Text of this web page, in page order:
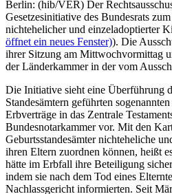
Berlin: (hib/VER) Der
Gesetzesinitiative des Bundesrats
nichtehelicher und einzeladoptierter
öffnet ein neues Fenster)). Die
ihrer Sitzung am Mittwochvormittag
der Länderkammer in der vom
Die Initiative sieht eine Überführung
Standesämtern geführten
Erbverträge in das Zentrale
Bundesnotarkammer vor. Mit den
Geburtsstandesämter nichteheliche
ihren Eltern zuordnen können, heißt
hätte im Erbfall ihre Beteiligung
indem sie nach dem Tod eines
Nachlassgericht informierten. Seit